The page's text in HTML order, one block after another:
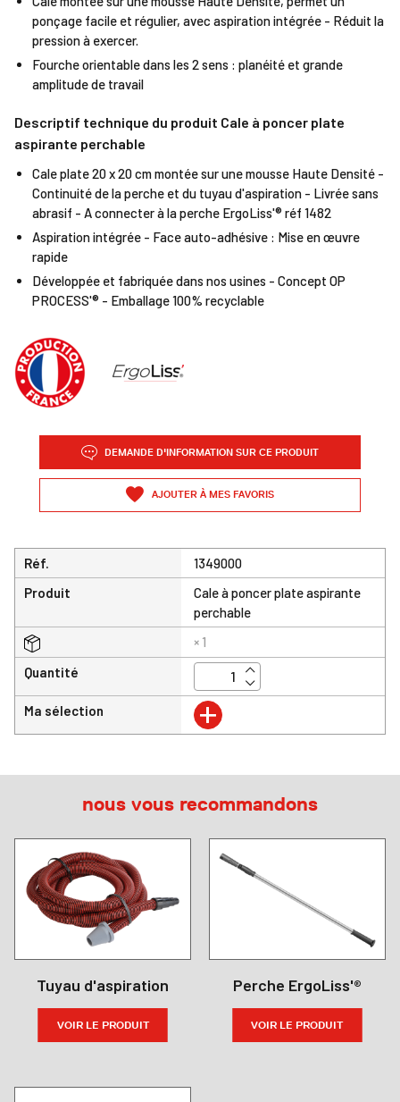
ponçage facile et régulier, avec aspiration intégrée - Réduit la
pression à exercer.
Fourche orientable dans les 2 sens : planéité et grande
amplitude de travail
Descriptif technique du produit Cale à poncer plate
aspirante perchable
Cale plate 20 x 20 cm montée sur une mousse Haute Densité -
Continuité de la perche et du tuyau d'aspiration - Livrée sans
abrasif - A connecter à la perche ErgoLiss'® réf 1482
Aspiration intégrée - Face auto-adhésive : Mise en œuvre
rapide
Développée et fabriquée dans nos usines - Concept OP
PROCESS'® - Emballage 100% recyclable
DEMANDE D'INFORMATION SUR CE PRODUIT
AJOUTER À MES FAVORIS
Réf.
1349000
Produit
Cale à poncer plate aspirante
perchable
× 1
Quantité
Ma sélection +
nous vous recommandons
Tuyau d'aspiration
VOIR LE PRODUIT
Perche ErgoLiss'®
VOIR LE PRODUIT